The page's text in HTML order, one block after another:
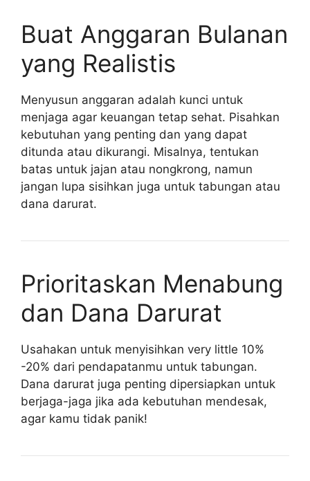
Buat Anggaran Bulanan
yang Realistis
Menyusun anggaran adalah kunci untuk
menjaga agar keuangan tetap sehat. Pisahkan
kebutuhan yang penting dan yang dapat
ditunda atau dikurangi. Misalnya, tentukan
batas untuk jajan atau nongkrong, namun
jangan lupa sisihkan juga untuk tabungan atau
dana darurat.
Prioritaskan Menabung
dan Dana Darurat
Usahakan untuk menyisihkan very little 10%
-20% dari pendapatanmu untuk tabungan.
Dana darurat juga penting dipersiapkan untuk
berjaga-jaga jika ada kebutuhan mendesak,
agar kamu tidak panik!